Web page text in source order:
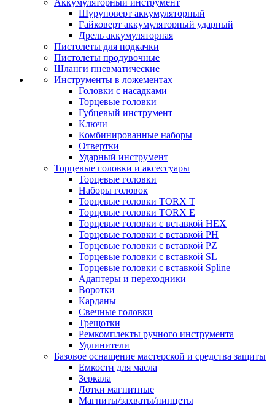
Аккумуляторный инструмент
Шуруповерт аккумуляторный
Гайковерт аккумуляторный ударный
Дрель аккумуляторная
Пистолеты для подкачки
Пистолеты продувочные
Шланги пневматические
Инструменты в ложементах
Головки с насадками
Торцевые головки
Губцевый инструмент
Ключи
Комбинированные наборы
Отвертки
Ударный инструмент
Торцевые головки и аксессуары
Торцевые головки
Наборы головок
Торцевые головки TORX T
Торцевые головки TORX Е
Торцевые головки с вставкой HEX
Торцевые головки с вставкой PH
Торцевые головки с вставкой PZ
Торцевые головки с вставкой SL
Торцевые головки с вставкой Spline
Адаптеры и переходники
Воротки
Карданы
Свечные головки
Трещотки
Ремкомплекты ручного инструмента
Удлинители
Базовое оснащение мастерской и средства защиты
Емкости для масла
Зеркала
Лотки магнитные
Магниты/захваты/пинцеты